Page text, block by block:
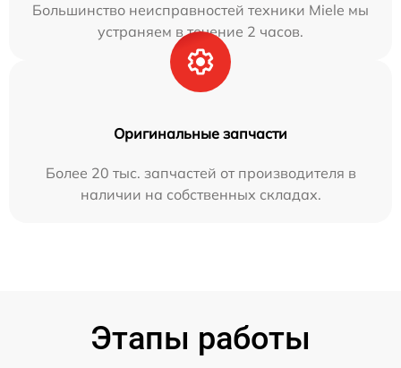
Большинство неисправностей техники Miele мы
устраняем в течение 2 часов.
Оригинальные запчасти
Более 20 тыс. запчастей от производителя в
наличии на собственных складах.
Этапы работы